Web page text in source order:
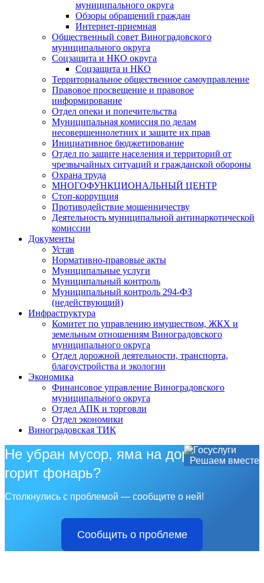
муниципального округа
Обзоры обращений граждан
Интернет-приемная
Общественный совет Виноградовского
муниципального округа
Соцзащита и НКО округа
Соцзащита и НКО
Территориальное общественное самоуправление
Правовое просвещение и правовое
информирование
Отдел опеки и попечительства
Муниципальная комиссия по делам
несовершеннолетних и защите их прав
Инициативное бюджетирование
Отдел по защите населения и территорий от
чрезвычайных ситуаций и гражданской обороны
Охрана труда
МНОГОФУНКЦИОНАЛЬНЫЙ ЦЕНТР
Стоп-коррупция
Противодействие мошенничеству
Деятельность муниципальной антинаркотической
комиссии
Документы
Устав
Нормативно-правовые акты
Муниципальные услуги
Муниципальный контроль
Муниципальный контроль 294-ФЗ
(недействующий)
Инфраструктура
Комитет по управлению имуществом, ЖКХ и
земельным отношениям Виноградовского
муниципального округа
Отдел дорожной деятельности, транспорта,
благоустройства и экологии
Экономика
Финансовое управление Виноградовского
муниципального округа
Отдел АПК и торговли
Отдел экономики
Виноградовская ТИК
Решаем вместе
Не убран мусор, яма на дороге, не
горит фонарь?
Столкнулись с проблемой — сообщите о ней!
Сообщить о проблеме